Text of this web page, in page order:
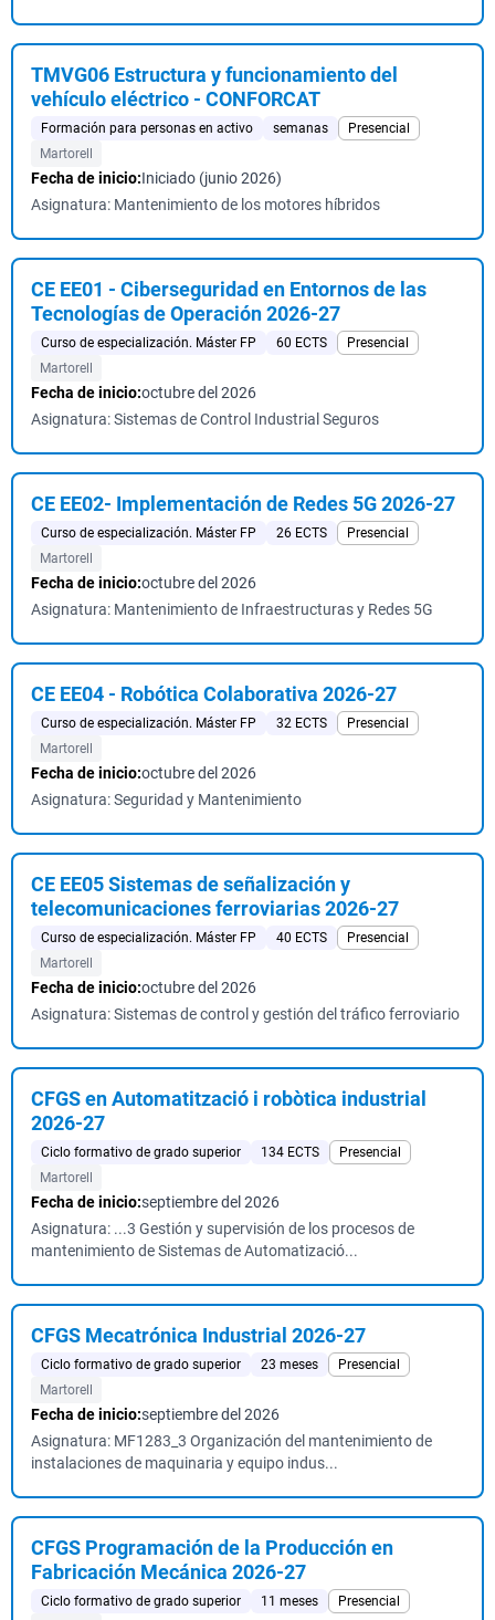
TMVG06 Estructura y funcionamiento del
vehículo eléctrico - CONFORCAT
Formación para personas en activo semanas
Presencial
Martorell
Fecha de inicio:Iniciado (junio 2026)
Asignatura: Mantenimiento de los motores híbridos
CE EE01 - Ciberseguridad en Entornos de las
Tecnologías de Operación 2026-27
Curso de especialización. Máster FP 60 ECTS
Presencial
Martorell
Fecha de inicio:octubre del 2026
Asignatura: Sistemas de Control Industrial Seguros
CE EE02- Implementación de Redes 5G 2026-27
Curso de especialización. Máster FP 26 ECTS
Presencial
Martorell
Fecha de inicio:octubre del 2026
Asignatura: Mantenimiento de Infraestructuras y Redes 5G
CE EE04 - Robótica Colaborativa 2026-27
Curso de especialización. Máster FP 32 ECTS
Presencial
Martorell
Fecha de inicio:octubre del 2026
Asignatura: Seguridad y Mantenimiento
CE EE05 Sistemas de señalización y
telecomunicaciones ferroviarias 2026-27
Curso de especialización. Máster FP 40 ECTS
Presencial
Martorell
Fecha de inicio:octubre del 2026
Asignatura: Sistemas de control y gestión del tráfico ferroviario
CFGS en Automatització i robòtica industrial
2026-27
Ciclo formativo de grado superior 134 ECTS
Presencial
Martorell
Fecha de inicio:septiembre del 2026
Asignatura: ...3 Gestión y supervisión de los procesos de
mantenimiento de Sistemas de Automatizació...
CFGS Mecatrónica Industrial 2026-27
Ciclo formativo de grado superior 23 meses
Presencial
Martorell
Fecha de inicio:septiembre del 2026
Asignatura: MF1283_3 Organización del mantenimiento de
instalaciones de maquinaria y equipo indus...
CFGS Programación de la Producción en
Fabricación Mecánica 2026-27
Ciclo formativo de grado superior 11 meses
Presencial